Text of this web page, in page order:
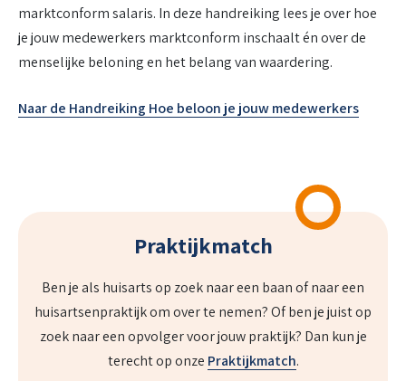
marktconform salaris. In deze handreiking lees je over hoe
je jouw medewerkers marktconform inschaalt én over de
menselijke beloning en het belang van waardering.
Naar de Handreiking Hoe beloon je jouw medewerkers
Praktijkmatch
Ben je als huisarts op zoek naar een baan of naar een
huisartsenpraktijk om over te nemen? Of ben je juist op
zoek naar een opvolger voor jouw praktijk? Dan kun je
terecht op onze Praktijkmatch.